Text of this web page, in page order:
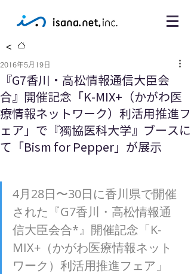
<
『G7香川・高松情報通信大臣会
合』開催記念「K-MIX+（かがわ医
療情報ネットワーク）利活用推進フ
ェア」で『獨協医科大学』ブースに
て「Bism for Pepper」が展示
2016年5月19日
4月28日〜30日に香川県で開催
された『G7香川・高松情報通
信大臣会合*』開催記念「K-
MIX+（かがわ医療情報ネット
ワーク）利活用推進フェア」